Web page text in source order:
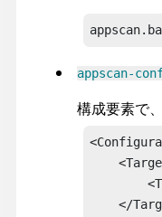
appscan-
構成要素で
</